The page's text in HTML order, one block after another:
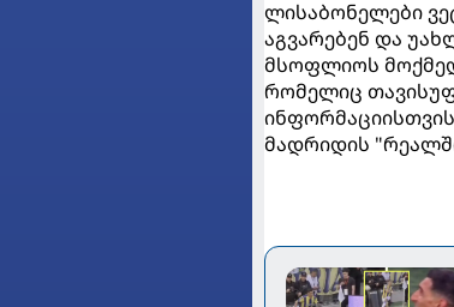
ლისაბონელები
აგვარებენ და
მსოფლიოს
რომელიც
მადრიდის